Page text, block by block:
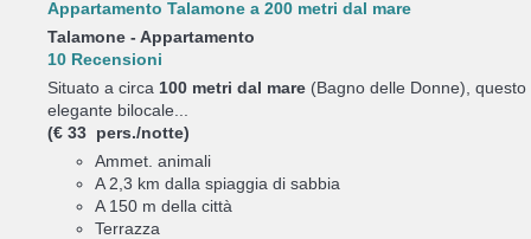
Appartamento Talamone a 200 metri dal mare
Talamone - Appartamento
10 Recensioni
Situato a circa 100 metri dal mare (Bagno delle Donne), questo
elegante bilocale...
(€ 33 pers./notte)
Ammet. animali
A 2,3 km dalla spiaggia di sabbia
A 150 m della città
Terrazza